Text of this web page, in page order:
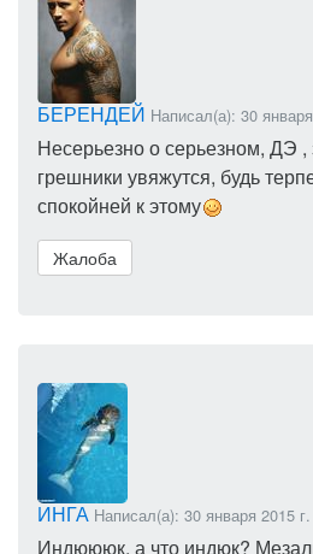
БЕРЕНДЕЙ Написал(а): 30
Несерьезно о серьезном, ДЭ ,
грешники увяжутся, будь
спокойней к этому
Жалоба
ИНГА Написал(а): 30 января 2015
Индюююк, а что индюк?